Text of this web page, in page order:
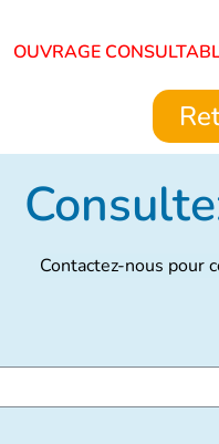
OUVRAGE
Contactez-nous pour